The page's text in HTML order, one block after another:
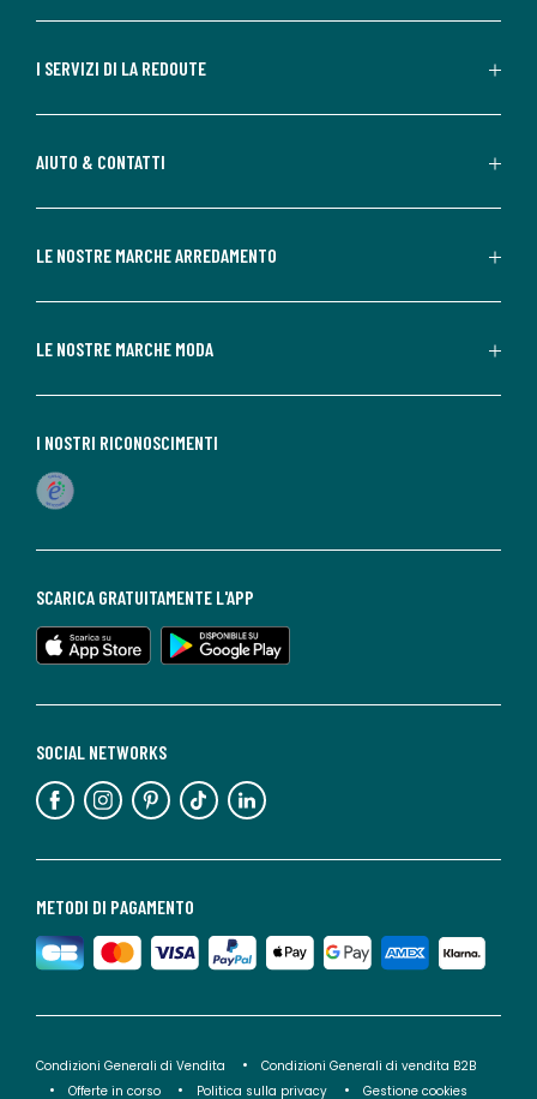
I SERVIZI DI LA REDOUTE
AIUTO & CONTATTI
LE NOSTRE MARCHE ARREDAMENTO
LE NOSTRE MARCHE MODA
METODI DI PAGAMENTO
SOCIAL NETWORKS
SCARICA GRATUITAMENTE L'APP
I NOSTRI RICONOSCIMENTI
Condizioni Generali di Vendita
Condizioni Generali di vendita B2B
Offerte in corso
Politica sulla privacy Gestione cookies